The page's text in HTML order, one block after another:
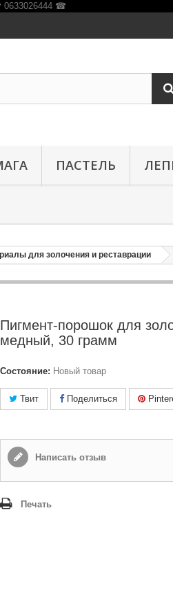
ПАСТЕЛЬ
для золочения и реставрации
Пигмент-порошок для
медный, 30 грамм
Состояние: Новый товар
Твит Поделиться
Написать отзыв
Печать